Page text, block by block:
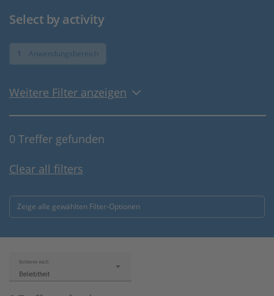
Select by activity
1 Anwendungsbereich
Weitere Filter anzeigen
0 Treffer gefunden
Clear all filters
Zeige alle gewählten Filter-Optionen
Sortieren nach:
Beliebtheit